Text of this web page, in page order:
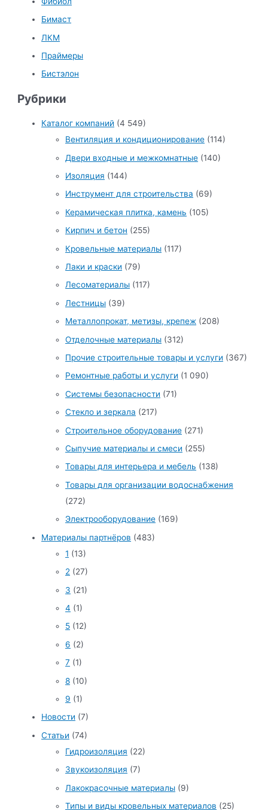
Бимаст
ЛКМ
Праймеры
Бистэлон
Рубрики
Каталог компаний (4 549)
Вентиляция и кондиционирование (114)
Двери входные и межкомнатные (140)
Изоляция (144)
Инструмент для строительства (69)
Керамическая плитка, камень (105)
Кирпич и бетон (255)
Кровельные материалы (117)
Лаки и краски (79)
Лесоматериалы (117)
Лестницы (39)
Металлопрокат, метизы, крепеж (208)
Отделочные материалы (312)
Прочие строительные товары и услуги (367)
Ремонтные работы и услуги (1 090)
Системы безопасности (71)
Стекло и зеркала (217)
Строительное оборудование (271)
Сыпучие материалы и смеси (255)
Товары для интерьера и мебель (138)
Товары для организации водоснабжения
(272)
Электрооборудование (169)
Материалы партнёров (483)
1 (13)
2 (27)
3 (21)
4 (1)
5 (12)
6 (2)
7 (1)
8 (10)
9 (1)
Новости (7)
Статьи (74)
Гидроизоляция (22)
Звукоизоляция (7)
Лакокрасочные материалы (9)
Типы и виды кровельных материалов (25)